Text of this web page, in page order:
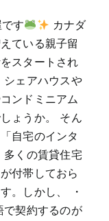
す
カナダ
ている親子留
スタートされ
シェアハウスや
ンドミニアム
ょうか。 そん
自宅のインタ
くの賃貸住宅
付帯しておら
。しかし、 ・
契約するのが